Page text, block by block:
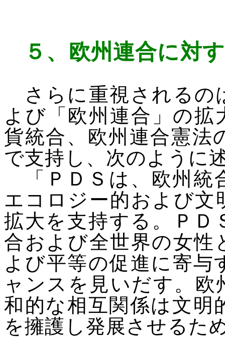
５、 欧州連合に対
さらに重視されるの
よび「欧州連合」の拡
貨統合、欧州連合憲法
で支持し、次のように
「ＰＤＳは、欧州統
エコロジー的および文
拡大を支持する。ＰＤ
合および全世界の女性
よび平等の促進に寄与
ャンスを見いだす。
和的な相互関係は文明
を擁護し発展させるた